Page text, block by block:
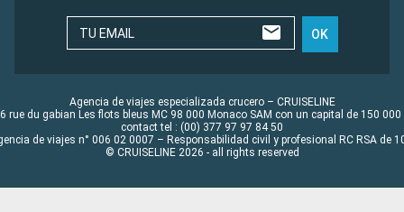
TU EMAIL OK
Agencia de viajes especializada crucero – CRUISELINE
rue du gabian Les flots bleus MC 98 000 Monaco SAM con un capital de 150 000
contact tel : (00) 377 97 97 84 50
de viajes n° 006 02 0007 – Responsabilidad civil y profesional RC RSA de
© CRUISELINE 2026 - all rights reserved